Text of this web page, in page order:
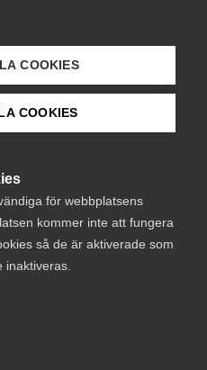
COOKIES
COOKIES
för webbplatsens
kommer inte att fungera
så de är aktiverade som
inaktiveras.
Fransson